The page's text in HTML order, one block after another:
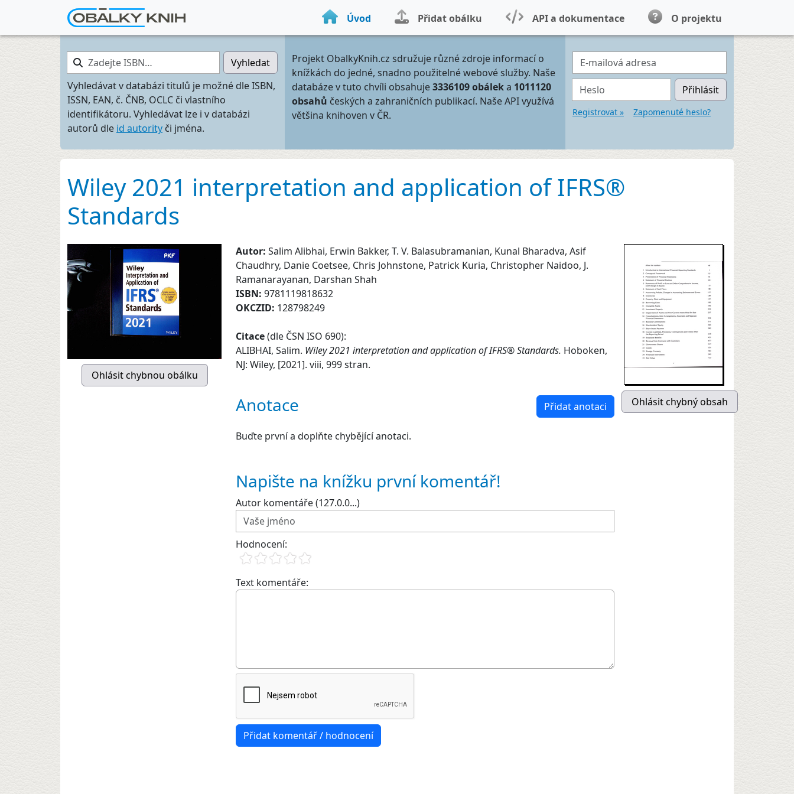
Úvod Přidat obálku API a dokumentace O projektu
Zadejte ISBN…
Vyhledat
Vyhledávat v databázi titulů je možné dle ISBN,
ISSN, EAN, č. ČNB, OCLC či vlastního
identifikátoru. Vyhledávat lze i v databázi
autorů dle id autority či jména.
Projekt ObalkyKnih.cz sdružuje různé zdroje informací o
knížkách do jedné, snadno použitelné webové služby. Naše
databáze v tuto chvíli obsahuje3336109 obáleka 1011120
obsahů českých a zahraničních publikací. Naše API využívá
většina knihoven v ČR.
E-mailová adresa
Heslo Přihlásit
Registrovat » Zapomenuté heslo?
Wiley 2021 interpretation and application of IFRS®
Standards
Autor: Salim Alibhai, Erwin Bakker, T. V. Balasubramanian, Kunal Bharadva, Asif
Chaudhry, Danie Coetsee, Chris Johnstone, Patrick Kuria, Christopher Naidoo, J.
Ramanarayanan, Darshan Shah
ISBN: 9781119818632
OKCZID: 128798249
Citace(dle ČSN ISO 690):
ALIBHAI, Salim. Wiley 2021 interpretation and application of IFRS® Standards. Hoboken,
NJ: Wiley, [2021]. viii, 999 stran.
Anotace Přidat anotaci
Buďte první a doplňte chybějící anotaci.
Napište na knížku první komentář!
Autor komentáře (127.0.0...)
Hodnocení:
Text komentáře: